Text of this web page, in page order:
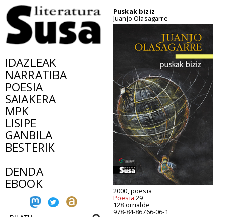
IDAZLEAK
NARRATIBA
POESIA
SAIAKERA
MPK
LISIPE
GANBILA
BESTERIK
DENDA
EBOOK
Puskak biziz
Juanjo Olasagarre
2000, poesia
Poesia 29
128 orrialde
978-84-86766-06-1